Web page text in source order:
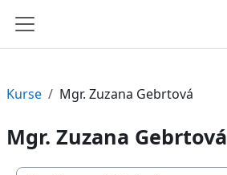
Website-Übersicht
Kurse Mgr. Zuzana Gebrtová
Mgr. Zuzana Gebrtová